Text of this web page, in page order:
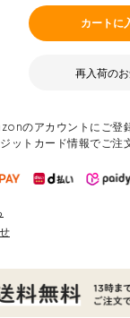
カートに
再入荷の
のアカウントにご登
ットカード情報でご注